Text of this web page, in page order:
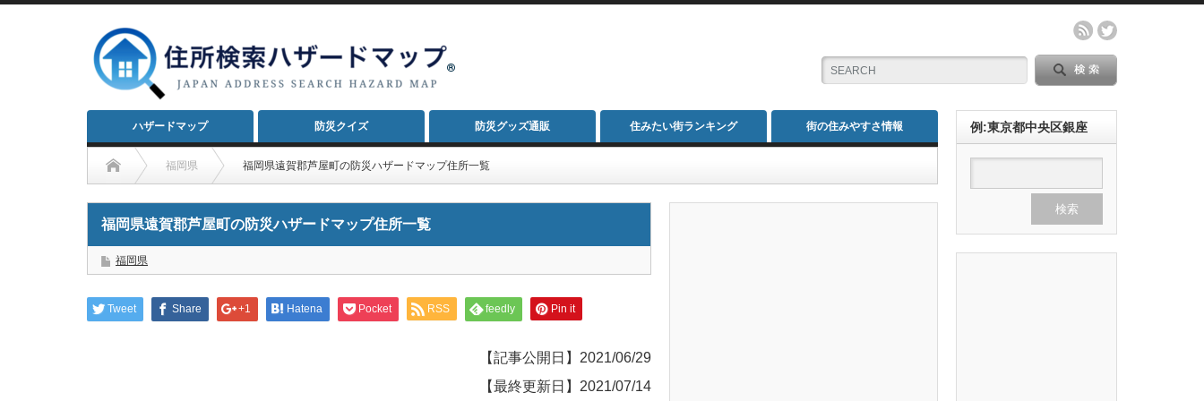
ハザードマップ 防災クイズ 防災グッズ通販 住みたい街ランキング 街の住みやすさ情報
福岡県 福岡県遠賀郡芦屋町の防災ハザードマップ住所一覧
福岡県遠賀郡芦屋町の防災ハザードマップ住所一覧
福岡県
Tweet Share +1 Hatena Pocket RSS feedly Pin it
【記事公開日】2021/06/29
【最終更新日】2021/07/14
例:東京都中央区銀座